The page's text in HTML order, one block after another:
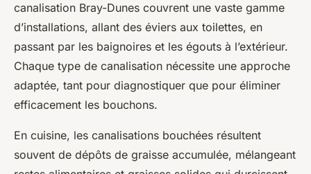
canalisation Bray-Dunes couvrent une vaste gamme
d’installations, allant des éviers aux toilettes, en
passant par les baignoires et les égouts à l’extérieur.
Chaque type de canalisation nécessite une approche
adaptée, tant pour diagnostiquer que pour éliminer
efficacement les bouchons.
En cuisine, les canalisations bouchées résultent
souvent de dépôts de graisse accumulée, mélangeant